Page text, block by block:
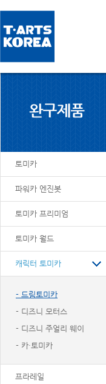
토미카
파워카 엔진봇
토미카 프리미엄
토미카 월드
캐릭터 토미카
- 드림토미카
- 디즈니 모터스
- 디즈니 주얼리 웨이
- 카·토미카
프라레일